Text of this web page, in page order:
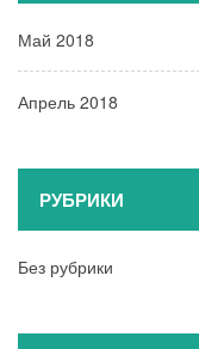
Май 2018
Апрель 2018
РУБРИКИ
Без рубрики